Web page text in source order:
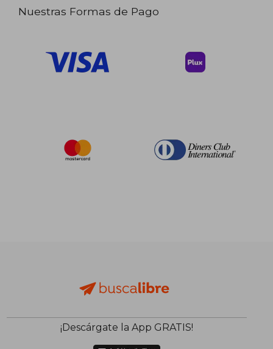
Nuestras Formas de Pago
¡Descárgate la App GRATIS!